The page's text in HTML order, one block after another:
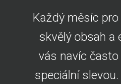
Každý měsíc
skvělý obsah a
vás navíc
speciální